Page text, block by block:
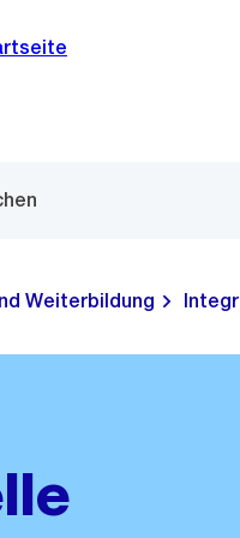
Weiterbildung